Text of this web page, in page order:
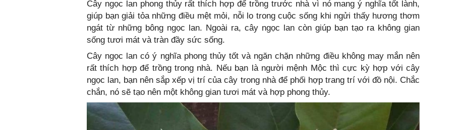
Cây ngọc lan phong thủy rất thích hợp để trồng trước nhà vì nó mang ý nghĩa tốt lành,
giúp bạn giải tỏa những điều mệt mỏi, nỗi lo trong cuộc sống khi ngửi thấy hương thơm
ngát từ những bông ngọc lan. Ngoài ra, cây ngọc lan còn giúp bạn tạo ra không gian
sống tươi mát và tràn đầy sức sống.
Cây ngọc lan có ý nghĩa phong thủy tốt và ngăn chặn những điều không may mắn nên
rất thích hợp để trồng trong nhà. Nếu bạn là người mệnh Mộc thì cực kỳ hợp với cây
ngọc lan, bạn nên sắp xếp vị trí của cây trong nhà để phối hợp trang trí với đồ nội. Chắc
chắn, nó sẽ tạo nên một không gian tươi mát và hợp phong thủy.